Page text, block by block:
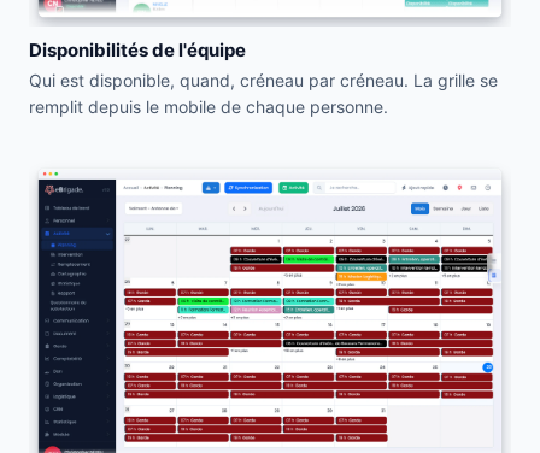
Disponibilités de l'équipe
Qui est disponible, quand, créneau par créneau. La grille se
remplit depuis le mobile de chaque personne.